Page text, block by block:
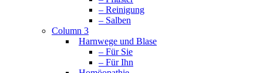
– Reinigung
– Salben
Column 3
Harnwege und Blase
– Für Sie
– Für Ihn